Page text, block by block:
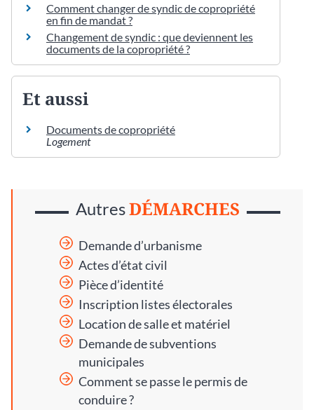
Comment changer de syndic de copropriété
en fin de mandat ?
Changement de syndic : que deviennent les
documents de la copropriété ?
Et aussi
Documents de copropriété
Logement
AutresDÉMARCHES
Demande d’urbanisme
Actes d’état civil
Pièce d’identité
Inscription listes électorales
Location de salle et matériel
Demande de subventions
municipales
Comment se passe le permis de
conduire ?